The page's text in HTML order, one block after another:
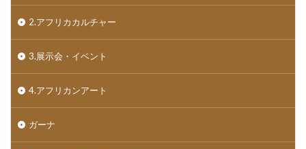
2.アフリカカルチャー
3.展示会・イベント
4.アフリカンアート
ガーナ